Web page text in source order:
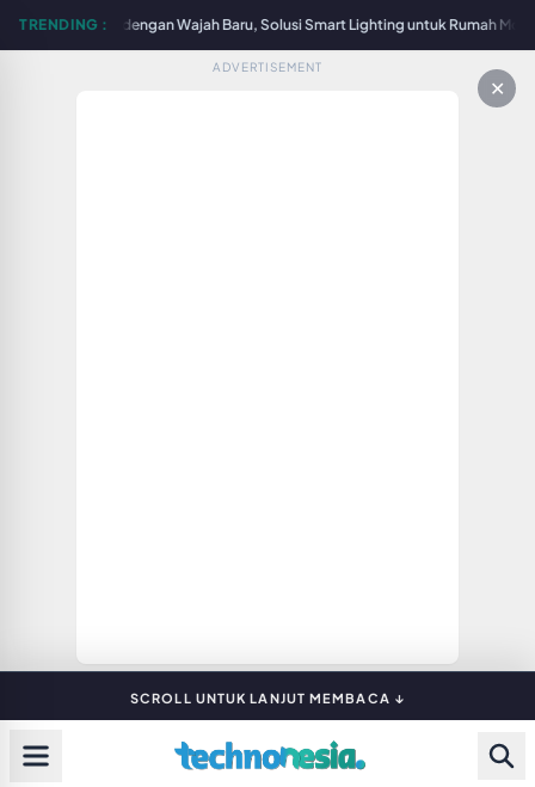
TRENDING :
Hadir dengan Wajah Baru, Solusi Smart Lighting untuk Rumah Modern
✕
ADVERTISEMENT
SCROLL UNTUK LANJUT MEMBACA ↓